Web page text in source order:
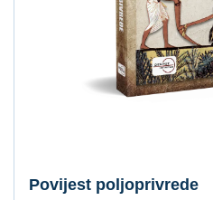
Povijest poljoprivrede